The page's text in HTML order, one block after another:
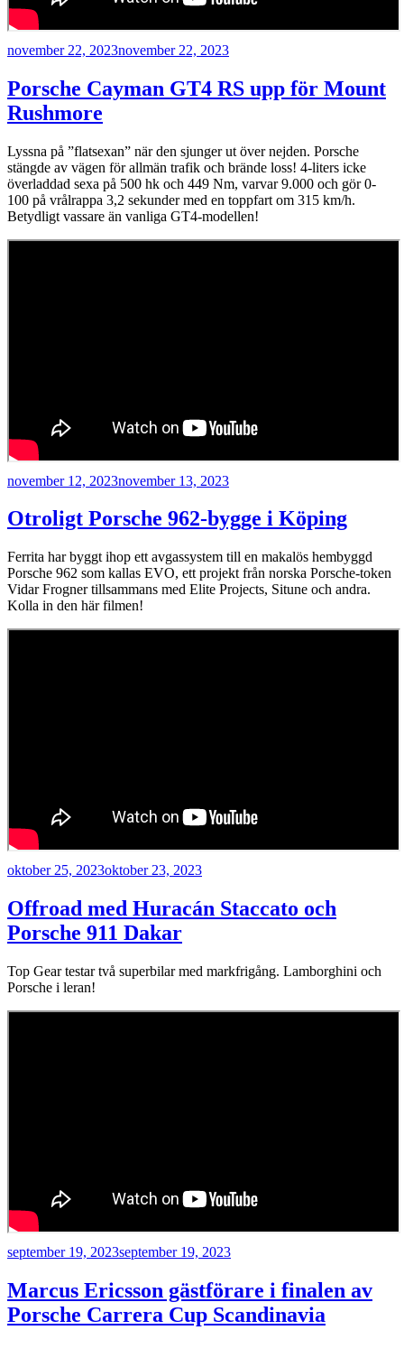
Publicerat
november 22, 2023november 22, 2023
Porsche Cayman GT4 RS upp för Mount
Rushmore
Lyssna på ”flatsexan” när den sjunger ut över nejden. Porsche
stängde av vägen för allmän trafik och brände loss! 4-liters icke
överladdad sexa på 500 hk och 449 Nm, varvar 9.000 och gör 0-
100 på vrålrappa 3,2 sekunder med en toppfart om 315 km/h.
Betydligt vassare än vanliga GT4-modellen!
Publicerat
november 12, 2023november 13, 2023
Otroligt Porsche 962-bygge i Köping
Ferrita har byggt ihop ett avgassystem till en makalös hembyggd
Porsche 962 som kallas EVO, ett projekt från norska Porsche-token
Vidar Frogner tillsammans med Elite Projects, Situne och andra.
Kolla in den här filmen!
Publicerat
oktober 25, 2023oktober 23, 2023
Offroad med Huracán Staccato och
Porsche 911 Dakar
Top Gear testar två superbilar med markfrigång. Lamborghini och
Porsche i leran!
Publicerat
september 19, 2023september 19, 2023
Marcus Ericsson gästförare i finalen av
Porsche Carrera Cup Scandinavia